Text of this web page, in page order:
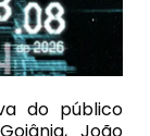
do público
João